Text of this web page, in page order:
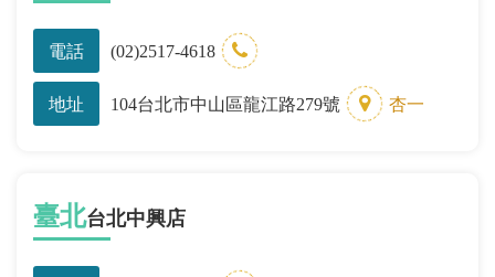
電話 (02)2517-4618
地址 104台北市中山區龍江路279號 杏一
臺北台北中興店